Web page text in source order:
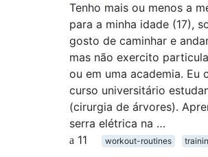
Tenho mais ou menos a
para a minha idade (17),
gosto de caminhar e
mas não exercito
ou em uma academia. Eu
curso universitário
(cirurgia de árvores).
serra elétrica na …
11
workout-routines